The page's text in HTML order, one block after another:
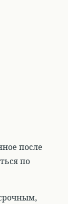
после
по